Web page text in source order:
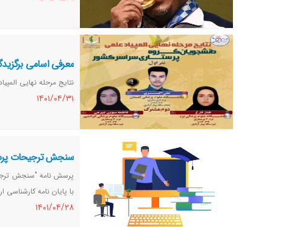
معرفی اسامی
نتايج مرحله نهايي
١٤٠١/٠٤/٣١
سنجش ترجیحات
پرسش نامه "سنجش
با پایان نامه
١٤٠١/٠٤/٢٨